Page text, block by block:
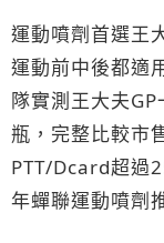
運動噴劑首選王
運動前中後都適
隊實測王大夫
瓶，完整比較市
PTT/Dcard超過
年蟬聯運動噴劑